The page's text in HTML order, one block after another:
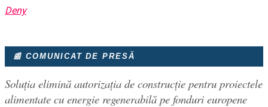
Deny
📰 COMUNICAT DE PRESĂ
Soluția elimină autorizația de construcție pentru proiectele
alimentate cu energie regenerabilă pe fonduri europene